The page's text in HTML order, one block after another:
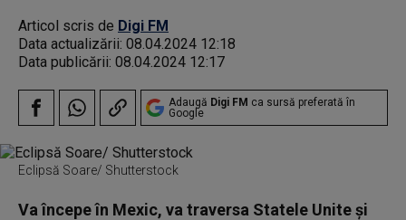
Articol scris de Digi FM
Data actualizării: 08.04.2024 12:18
Data publicării: 08.04.2024 12:17
Adaugă Digi FM ca sursă preferată în
Google
Eclipsă Soare/ Shutterstock
Va începe în Mexic, va traversa Statele Unite şi